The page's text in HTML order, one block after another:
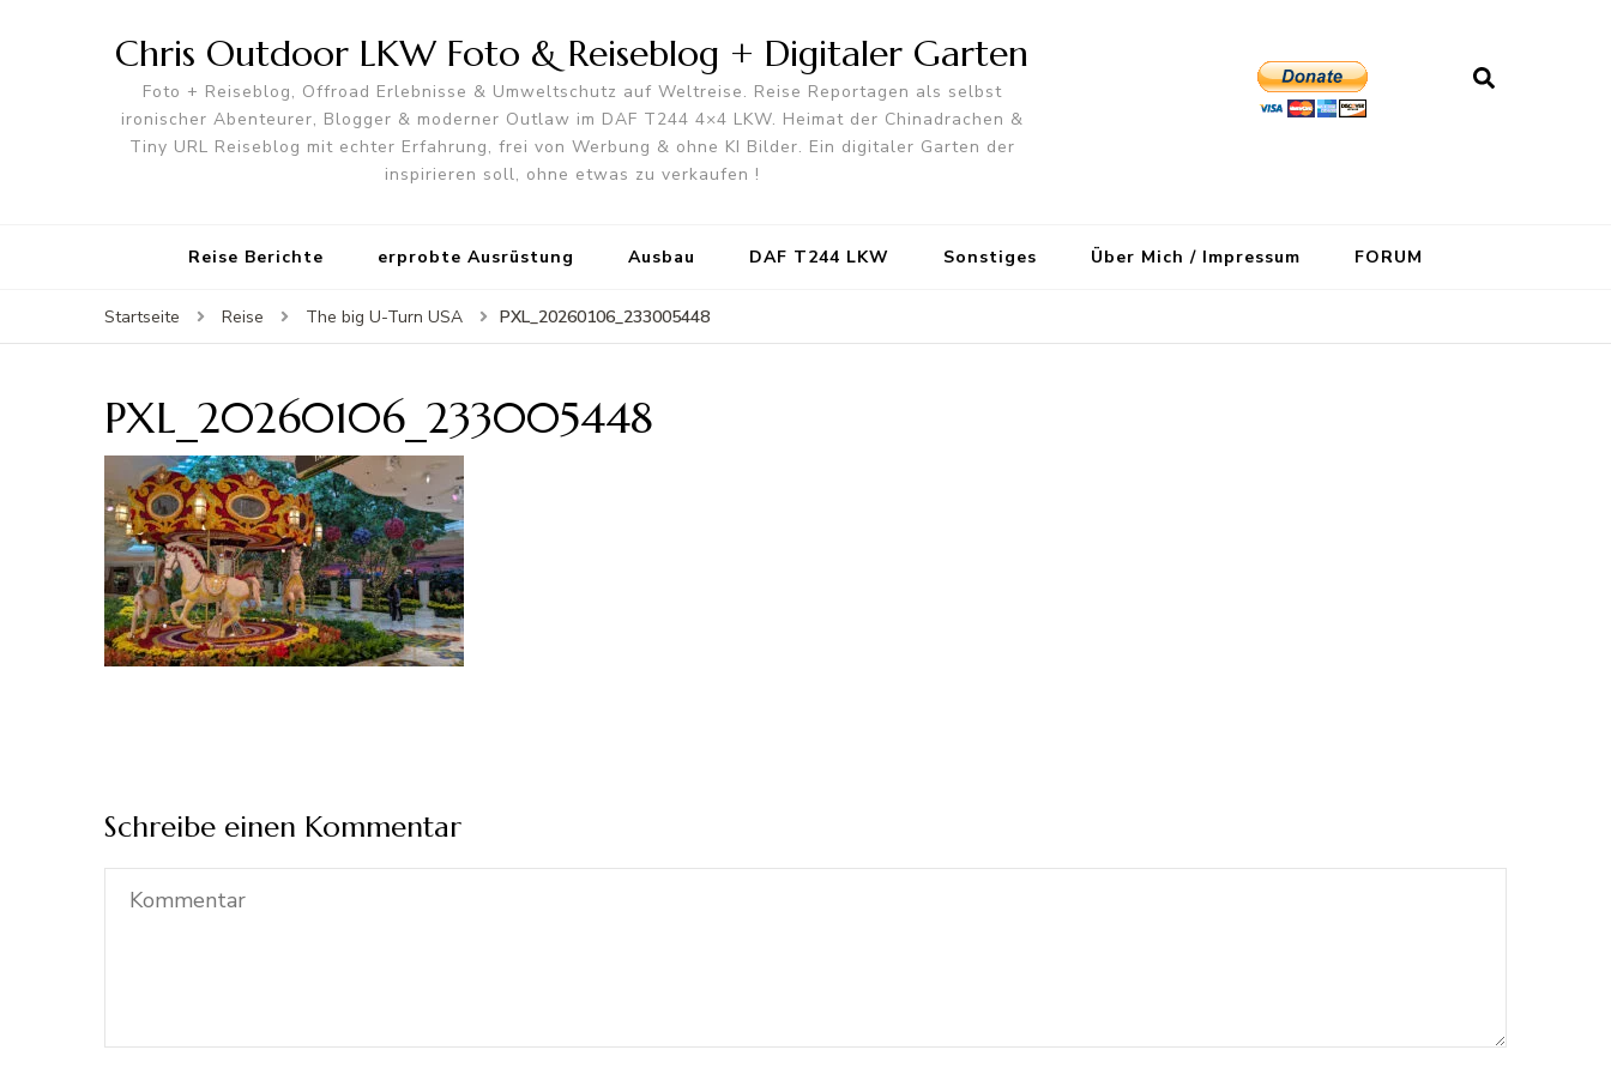
Chris Outdoor LKW Foto & Reiseblog + Digitaler Garten
Foto + Reiseblog, Offroad Erlebnisse & Umweltschutz auf Weltreise. Reise Reportagen als selbst
ironischer Abenteurer, Blogger & moderner Outlaw im DAF T244 4×4 LKW. Heimat der Chinadrachen &
Tiny URL Reiseblog mit echter Erfahrung, frei von Werbung & ohne KI Bilder. Ein digitaler Garten der
inspirieren soll, ohne etwas zu verkaufen !
Reise Berichte erprobte Ausrüstung Ausbau DAF T244 LKW Sonstiges Über Mich / Impressum FORUM
Startseite Reise The big U-Turn USA PXL_20260106_233005448
PXL_20260106_233005448
Schreibe einen Kommentar